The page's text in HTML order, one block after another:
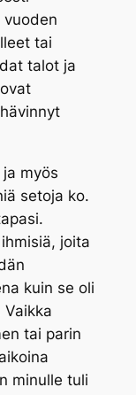
vuoden
tai
talot ja
myös
setoja ko.
joita
kuin se oli
tai parin
minulle tuli